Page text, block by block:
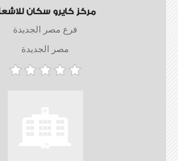
مركز كايرو سكان للاشعة
فرع مصر الجديدة
مصر الجديدة